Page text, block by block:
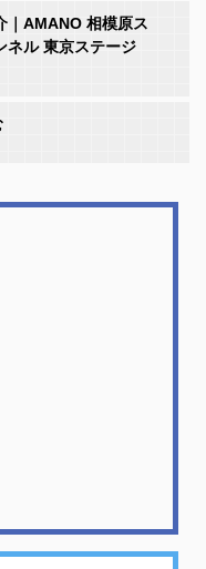
｜AMANO 相模原ス
ネル 東京ステージ